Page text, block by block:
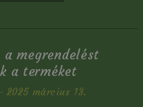
megrendelést
a terméket
2025 március 13.